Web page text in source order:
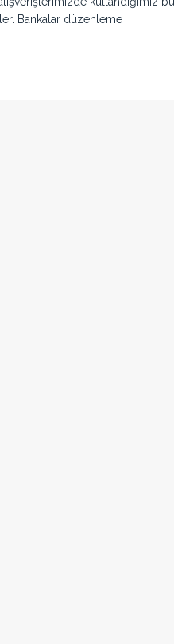
Bankalar düzenleme